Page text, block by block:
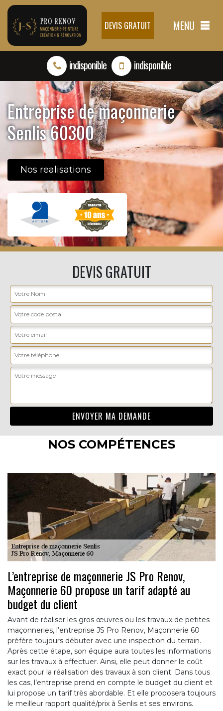
DEVIS GRATUIT MENU
indisponible indisponible
Entreprise de maçonnerie
Senlis 60300
Nos realisations
DEVIS GRATUIT
NOS COMPÉTENCES
L’entreprise de maçonnerie JS Pro Renov,
Maçonnerie 60 propose un tarif adapté au
budget du client
Avant de réaliser les gros œuvres ou les travaux de petites
maçonneries, l’entreprise JS Pro Renov, Maçonnerie 60
préfère toujours débuter avec une inspection du terrain.
Après cette étape, son équipe aura toutes les informations
sur les travaux à effectuer. Ainsi, elle peut donner le coût
exact pour la réalisation des travaux à son client. Dans tous
les cas, l’entreprise prend en compte le budget du client et
lui propose un tarif très abordable. Et elle proposera toujours
le meilleur rapport qualité/prix à Senlis et ses environs.